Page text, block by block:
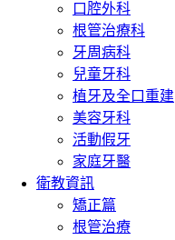
口腔外科
根管治療科
牙周病科
兒童牙科
植牙及全口重建
美容牙科
活動假牙
家庭牙醫
衛教資訊
矯正篇
根管治療